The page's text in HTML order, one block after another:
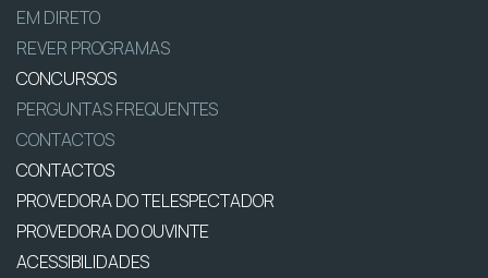
EM DIRETO
REVER PROGRAMAS
CONCURSOS
PERGUNTAS FREQUENTES
CONTACTOS
CONTACTOS
PROVEDORA DO TELESPECTADOR
PROVEDORA DO OUVINTE
ACESSIBILIDADES